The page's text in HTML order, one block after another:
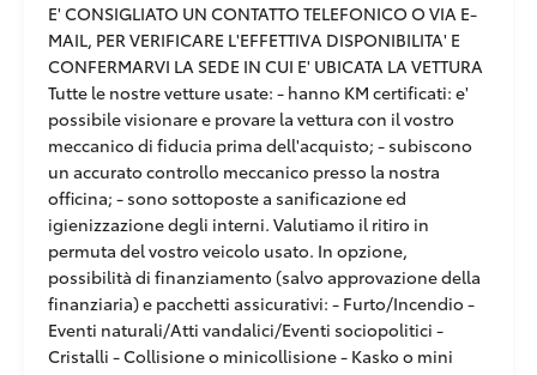
E' CONSIGLIATO UN CONTATTO TELEFONICO O VIA E-
MAIL, PER VERIFICARE L'EFFETTIVA DISPONIBILITA' E
CONFERMARVI LA SEDE IN CUI E' UBICATA LA VETTURA
Tutte le nostre vetture usate: - hanno KM certificati: e'
possibile visionare e provare la vettura con il vostro
meccanico di fiducia prima dell'acquisto; - subiscono
un accurato controllo meccanico presso la nostra
officina; - sono sottoposte a sanificazione ed
igienizzazione degli interni. Valutiamo il ritiro in
permuta del vostro veicolo usato. In opzione,
possibilità di finanziamento (salvo approvazione della
finanziaria) e pacchetti assicurativi: - Furto/Incendio -
Eventi naturali/Atti vandalici/Eventi sociopolitici -
Cristalli - Collisione o minicollisione - Kasko o mini